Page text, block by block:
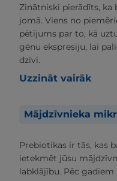
Zinātniski pierādīts, ka
jomā. Viens no
pētījums par to, kā
gēnu ekspresiju, lai
dzīvi.
Uzzināt vairāk
Mājdzīvnieka
Prebiotikas ir tās, kas
ietekmēt jūsu
labklājību. Pēc